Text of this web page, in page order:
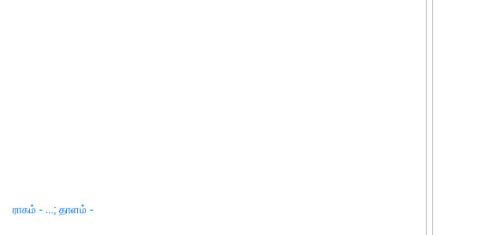
ராகம் - ...; தாளம் -